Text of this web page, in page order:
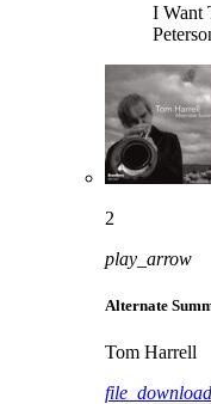
I Want
2
play_arrow
Alternate
Tom Harrell
file_download